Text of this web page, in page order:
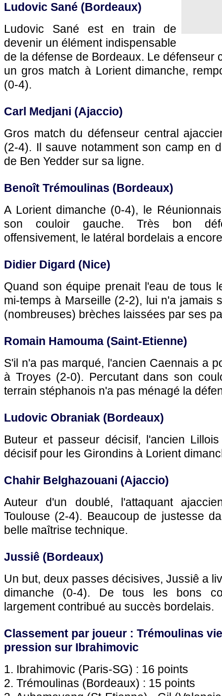
Ludovic Sané (Bordeaux)
Ludovic Sané est en train de
devenir un élément indispensable
de la défense de Bordeaux. Le défenseur
un gros match à Lorient dimanche,
(0-4).
Carl Medjani (Ajaccio)
Gros match du défenseur central
(2-4). Il sauve notamment son camp en
de Ben Yedder sur sa ligne.
Benoît Trémoulinas (Bordeaux)
A Lorient dimanche (0-4), le
son couloir gauche. Très bon
offensivement, le latéral bordelais a
Didier Digard (Nice)
Quand son équipe prenait l'eau de tous
mi-temps à Marseille (2-2), lui n'a jamais
(nombreuses) brèches laissées par ses
Romain Hamouma (Saint-Etienne)
S'il n'a pas marqué, l'ancien Caennais a
à Troyes (2-0). Percutant dans son
terrain stéphanois n'a pas ménagé la
Ludovic Obraniak (Bordeaux)
Buteur et passeur décisif, l'ancien
décisif pour les Girondins à Lorient
Chahir Belghazouani (Ajaccio)
Auteur d'un doublé, l'attaquant
Toulouse (2-4). Beaucoup de justesse
belle maîtrise technique.
Jussiê (Bordeaux)
Un but, deux passes décisives, Jussiê a
dimanche (0-4). De tous les bons
largement contribué au succès bordelais.
Classement par joueur : Trémoulinas
pression sur Ibrahimovic
1. Ibrahimovic (Paris-SG) : 16 points
2. Trémoulinas (Bordeaux) : 15 points